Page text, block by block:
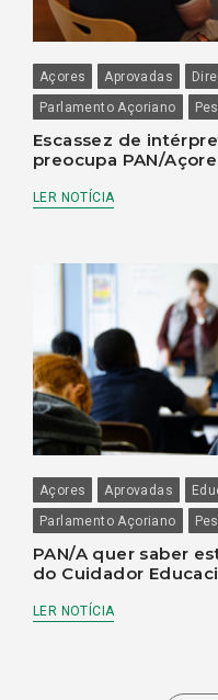
Açores Aprovadas
Parlamento Açoriano
Escassez de
preocupa PAN/
LER NOTÍCIA
Açores Aprovadas
Parlamento Açoriano
PAN/A quer saber
do Cuidador
LER NOTÍCIA